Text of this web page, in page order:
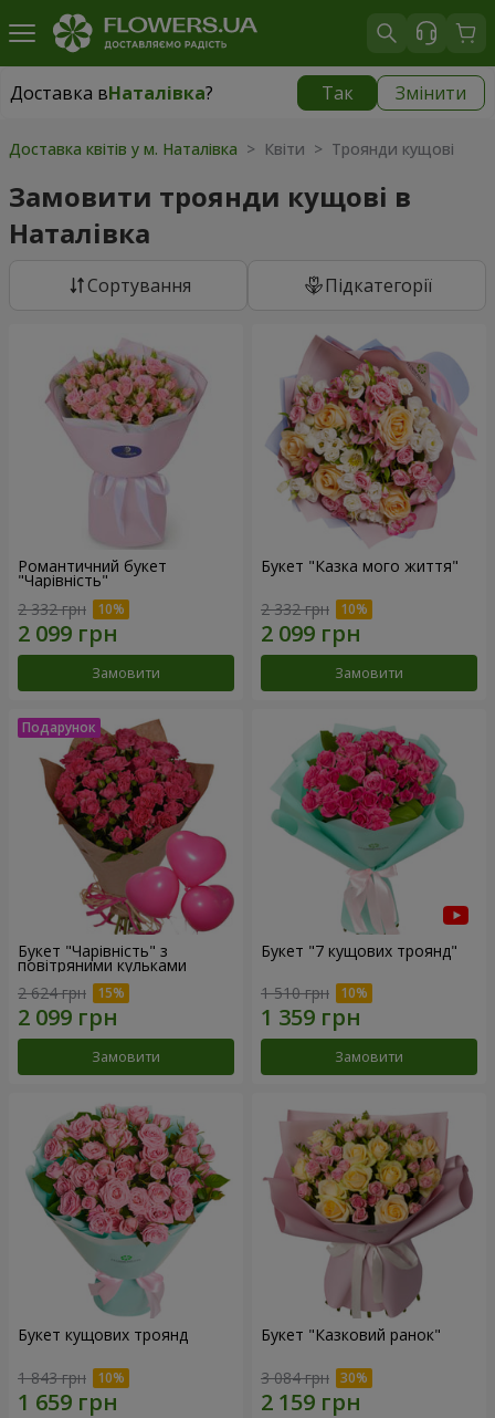
Доставка вНаталівка? Так Змінити
Доставка вНаталівка|
Доставка квітів у м. Наталівка > Квіти > Троянди кущові
Замовити троянди кущові в
Наталівка
Сортування Підкатегорії
Романтичний букет
"Чарівність"
2 332 грн
Замовити
Букет "Казка мого життя"
2 332 грн
Замовити
Букет "Чарівність" з
повітряними кульками
2 624 грн
Замовити
Букет "7 кущових троянд"
1 510 грн
Замовити
Букет кущових троянд
1 843 грн
Букет "Казковий ранок"
3 084 грн